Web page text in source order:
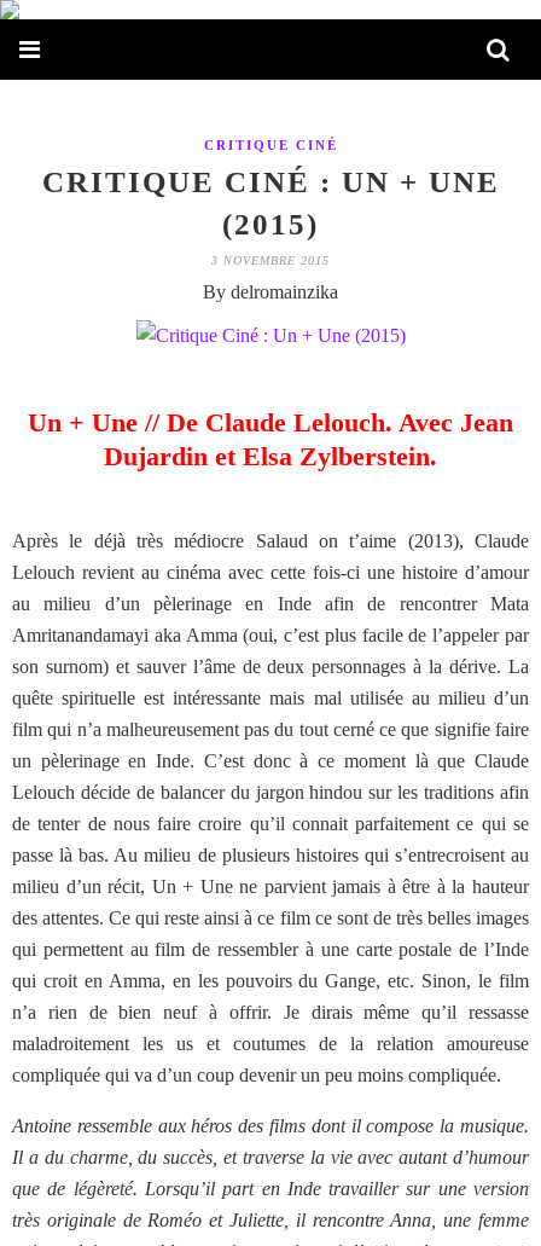
CRITIQUE CINÉ
CRITIQUE CINÉ : UN + UNE
(2015)
3 NOVEMBRE 2015
By delromainzika
Un + Une // De Claude Lelouch. Avec Jean
Dujardin et Elsa Zylberstein.
Après le déjà très médiocre Salaud on t’aime (2013), Claude
Lelouch revient au cinéma avec cette fois-ci une histoire d’amour
au milieu d’un pèlerinage en Inde afin de rencontrer Mata
Amritanandamayi aka Amma (oui, c’est plus facile de l’appeler par
son surnom) et sauver l’âme de deux personnages à la dérive. La
quête spirituelle est intéressante mais mal utilisée au milieu d’un
film qui n’a malheureusement pas du tout cerné ce que signifie faire
un pèlerinage en Inde. C’est donc à ce moment là que Claude
Lelouch décide de balancer du jargon hindou sur les traditions afin
de tenter de nous faire croire qu’il connait parfaitement ce qui se
passe là bas. Au milieu de plusieurs histoires qui s’entrecroisent au
milieu d’un récit, Un + Une ne parvient jamais à être à la hauteur
des attentes. Ce qui reste ainsi à ce film ce sont de très belles images
qui permettent au film de ressembler à une carte postale de l’Inde
qui croit en Amma, en les pouvoirs du Gange, etc. Sinon, le film
n’a rien de bien neuf à offrir. Je dirais même qu’il ressasse
maladroitement les us et coutumes de la relation amoureuse
compliquée qui va d’un coup devenir un peu moins compliquée.
Antoine ressemble aux héros des films dont il compose la musique.
Il a du charme, du succès, et traverse la vie avec autant d’humour
que de légèreté. Lorsqu’il part en Inde travailler sur une version
très originale de Roméo et Juliette, il rencontre Anna, une femme